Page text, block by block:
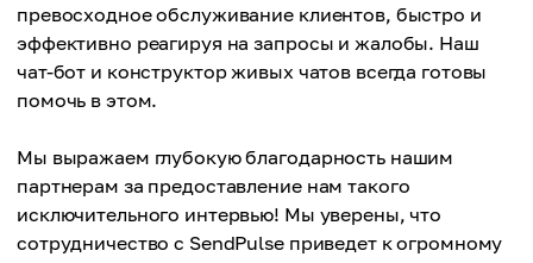
превосходное обслуживание клиентов, быстро и
эффективно реагируя на запросы и жалобы. Наш
чат-бот и конструктор живых чатов всегда готовы
помочь в этом.
Мы выражаем глубокую благодарность нашим
партнерам за предоставление нам такого
исключительного интервью! Мы уверены, что
сотрудничество с SendPulse приведет к огромному